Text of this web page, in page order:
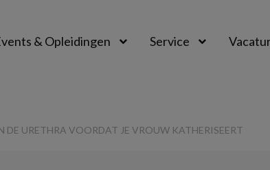
& Opleidingen Service
DE URETHRA VOORDAT JE VROUW KATHERISEERT